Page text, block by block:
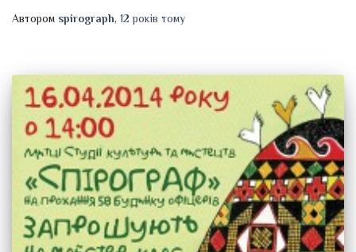
Автором spirograph, 12 років тому